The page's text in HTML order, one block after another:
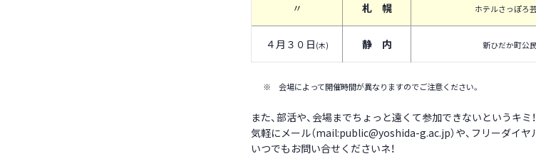
〃 札 幌 ホテルさっぽろ
４月３０日 (木) 静 内 新ひだか町公
※ 会場によって開催時間が異なりますのでご注意ください。
また、部活や、会場までちょっと遠くて参加できないというキミ！
気軽にメール（mail:public@yoshida-g.ac.jp）や、フリーダイヤ
いつでもお問い合せくださいネ！